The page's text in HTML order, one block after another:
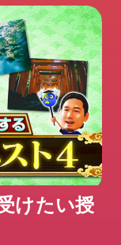
けたい授